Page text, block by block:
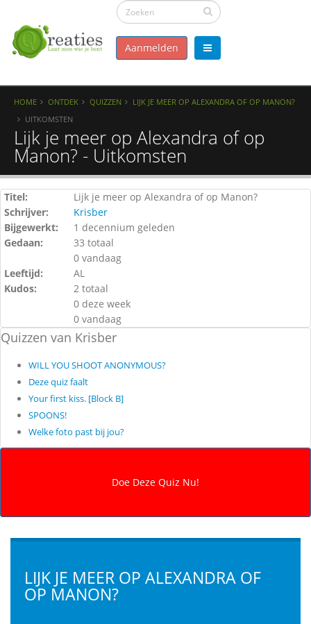
Aanmelden
HOME ONTDEK QUIZZEN
LIJK JE MEER OP ALEXANDRA OF OP MANON?
UITKOMSTEN
Lijk je meer op Alexandra of op
Manon? - Uitkomsten
Titel:
Lijk je meer op Alexandra of op Manon?
Schrijver:
Krisber
Bijgewerkt:
1 decennium geleden
Gedaan:
33 totaal
0 vandaag
Leeftijd:
AL
Kudos:
2 totaal
0 deze week
0 vandaag
Quizzen van Krisber
WILL YOU SHOOT ANONYMOUS?
Deze quiz faalt
Your first kiss. [Block B]
SPOONS!
Welke foto past bij jou?
LIJK JE MEER OP ALEXANDRA OF
OP MANON?